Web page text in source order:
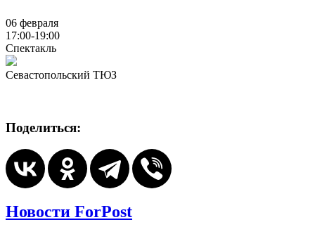
06 февраля
17:00-19:00
Спектакль
Севастопольский ТЮЗ
Поделиться:
Новости ForPost